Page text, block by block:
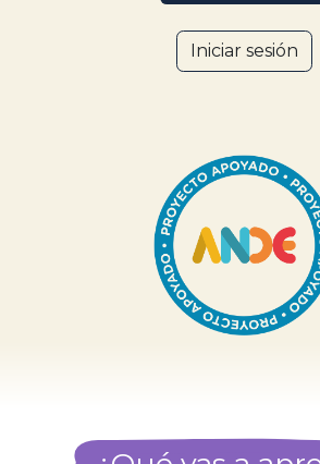
Iniciar sesión